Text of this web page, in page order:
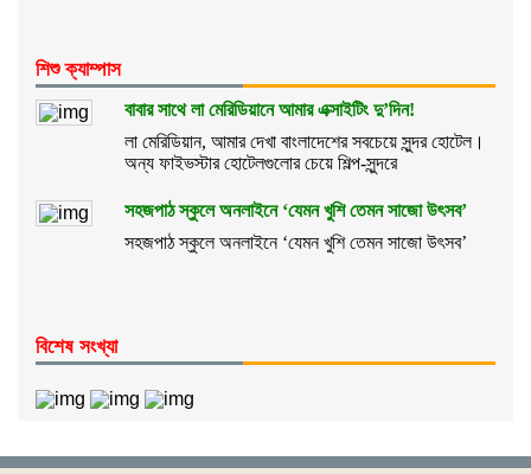
শিশু ক্যাম্পাস
বাবার সাথে লা মেরিডিয়ানে আমার এক্সাইটিং দু’দিন!
লা মেরিডিয়ান, আমার দেখা বাংলাদেশের সবচেয়ে সুন্দর হোটেল।
অন্য ফাইভস্টার হোটেলগুলোর চেয়ে শিল্প-সুন্দরে
সহজপাঠ স্কুলে অনলাইনে ‘যেমন খুশি তেমন সাজো উৎসব’
সহজপাঠ স্কুলে অনলাইনে ‘যেমন খুশি তেমন সাজো উৎসব’
বিশেষ সংখ্যা